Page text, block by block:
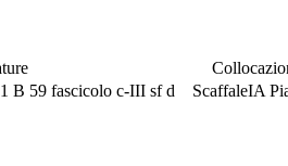
B 59 fascicolo c-III sfd
ScaffaleIA